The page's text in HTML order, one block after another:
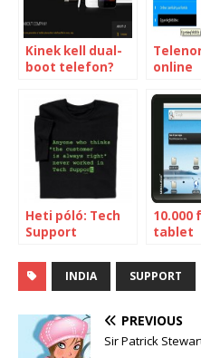
Kinek kell dual-
boot telefon?
online
Heti póló: Tech
Support
10.000
tablet
INDIA SUPPORT
PREVIOUS
Sir Patrick